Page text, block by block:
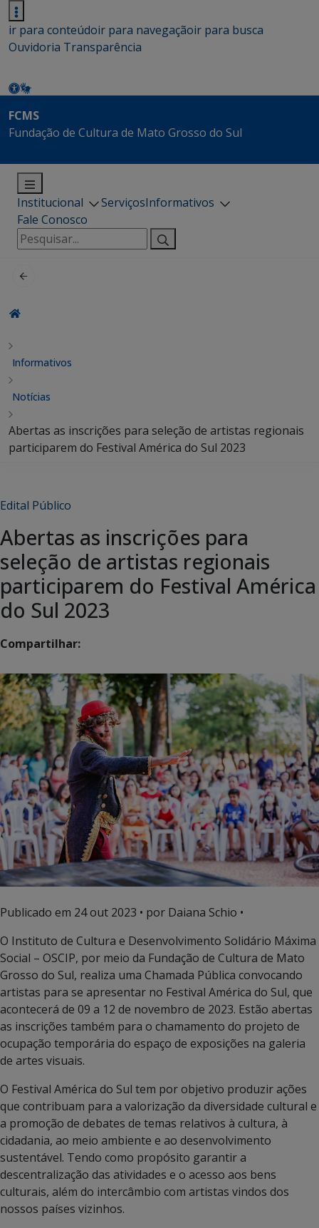
ir para conteúdoir para navegaçãoir para busca
Ouvidoria Transparência
FCMS
Fundação de Cultura de Mato Grosso do Sul
Institucional ServiçosInformativos
Fale Conosco
Pesquisar
por:
Informativos
Notícias
Abertas as inscrições para seleção de artistas regionais
participarem do Festival América do Sul 2023
Edital Público
Abertas as inscrições para
seleção de artistas regionais
participarem do Festival América
do Sul 2023
Compartilhar:
Publicado em 24 out 2023 • por Daiana Schio •
O Instituto de Cultura e Desenvolvimento Solidário Máxima
Social – OSCIP, por meio da Fundação de Cultura de Mato
Grosso do Sul, realiza uma Chamada Pública convocando
artistas para se apresentar no Festival América do Sul, que
acontecerá de 09 a 12 de novembro de 2023. Estão abertas
as inscrições também para o chamamento do projeto de
ocupação temporária do espaço de exposições na galeria
de artes visuais.
O Festival América do Sul tem por objetivo produzir ações
que contribuam para a valorização da diversidade cultural e
a promoção de debates de temas relativos à cultura, à
cidadania, ao meio ambiente e ao desenvolvimento
sustentável. Tendo como propósito garantir a
descentralização das atividades e o acesso aos bens
culturais, além do intercâmbio com artistas vindos dos
nossos países vizinhos.